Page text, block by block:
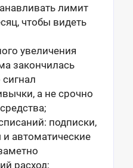
лимит
чтобы видеть
увеличения
закончилась
а не срочно
подписки,
автоматические
расход;